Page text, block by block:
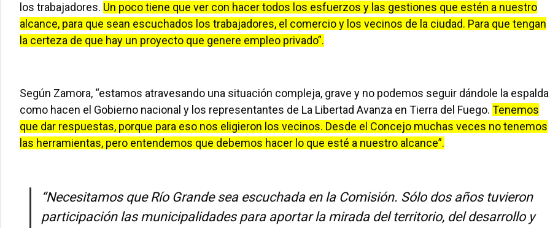
los trabajadores. Un poco tiene que ver con hacer todos los esfuerzos y las gestiones que estén a nuestro
alcance, para que sean escuchados los trabajadores, el comercio y los vecinos de la ciudad. Para que tengan
la certeza de que hay un proyecto que genere empleo privado”.
Según Zamora, “estamos atravesando una situación compleja, grave y no podemos seguir dándole la espalda
como hacen el Gobierno nacional y los representantes de La Libertad Avanza en Tierra del Fuego. Tenemos
que dar respuestas, porque para eso nos eligieron los vecinos. Desde el Concejo muchas veces no tenemos
las herramientas, pero entendemos que debemos hacer lo que esté a nuestro alcance”.
“Necesitamos que Río Grande sea escuchada en la Comisión. Sólo dos años tuvieron
participación las municipalidades para aportar la mirada del territorio, del desarrollo y